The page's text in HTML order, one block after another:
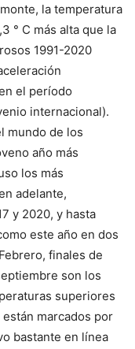
la temperatura
° C más alta que la
1991-2020
el período
internacional).
mundo de los
año más
los más
adelante,
y 2020, y hasta
este año en dos
finales de
son los
superiores
marcados por
bastante en línea